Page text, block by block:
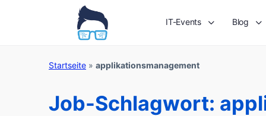
IT-Events Blog
Startseite » applikationsmanagement
Job-Schlagwort: